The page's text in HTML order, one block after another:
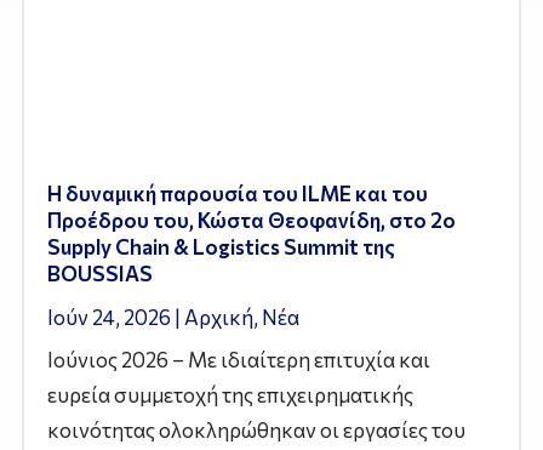
Η δυναμική παρουσία του ILME και του
Προέδρου του, Κώστα Θεοφανίδη, στο 2ο
Supply Chain & Logistics Summit της
BOUSSIAS
Ιούν 24, 2026 | Αρχική, Νέα
Ιούνιος 2026 – Με ιδιαίτερη επιτυχία και
ευρεία συμμετοχή της επιχειρηματικής
κοινότητας ολοκληρώθηκαν οι εργασίες του